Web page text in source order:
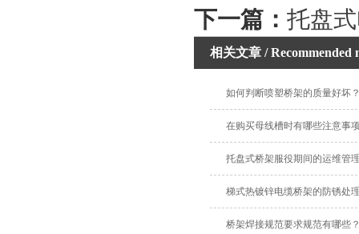
下一篇： 托盘
相关文章 / Recommended
如何判断喷塑桥架的质量好坏
在购买母线槽时有哪些注意事
托盘式桥架服役期间的运维管
梯式热镀锌电缆桥架的防锈处
桥架焊接规范要求规范有哪些